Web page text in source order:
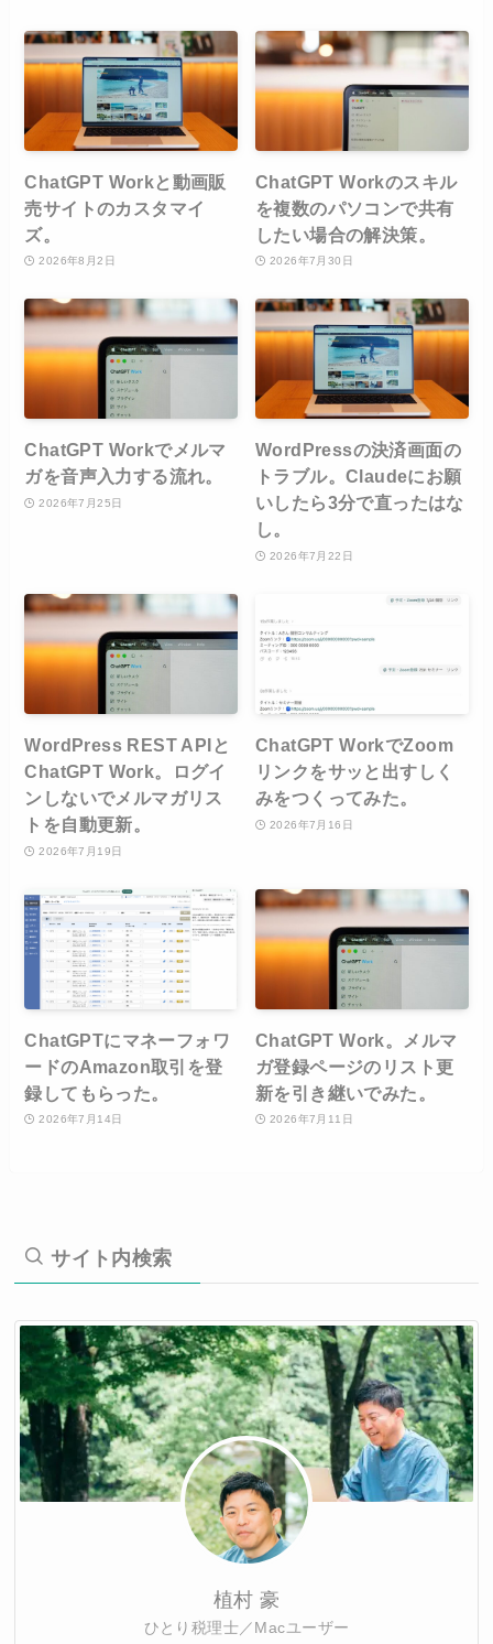
ChatGPT Workと動画販
売サイトのカスタマイ
ズ。
2026年8月2日
ChatGPT Workのスキル
を複数のパソコンで共有
したい場合の解決策。
2026年7月30日
ChatGPT Workでメルマ
ガを音声入力する流れ。
2026年7月25日
WordPressの決済画面の
トラブル。Claudeにお願
いしたら3分で直ったはな
し。
2026年7月22日
WordPress REST APIと
ChatGPT Work。ログイ
ンしないでメルマガリス
トを自動更新。
2026年7月19日
ChatGPT WorkでZoom
リンクをサッと出すしく
みをつくってみた。
2026年7月16日
ChatGPTにマネーフォワ
ードのAmazon取引を登
録してもらった。
2026年7月14日
ChatGPT Work。メルマ
ガ登録ページのリスト更
新を引き継いでみた。
2026年7月11日
サイト内検索
植村 豪
ひとり税理士／Macユーザー